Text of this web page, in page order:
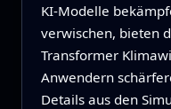
KI-Modelle
verwischen, bieten
Transformer
Anwendern
Details aus den